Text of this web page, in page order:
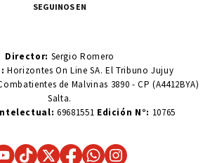
SEGUINOS EN
Director: Sergio Romero
Horizontes On Line SA. El Tribuno Jujuy
de Malvinas 3890 - CP (A4412BYA)
Salta.
69681551 Edición N°: 10765